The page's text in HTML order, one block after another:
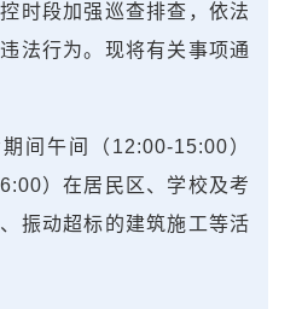
时段加强巡查排查，依法
法行为。现将有关事项通
间午间（12:00-15:00）
）在居民区、学校及考
振动超标的建筑施工等活